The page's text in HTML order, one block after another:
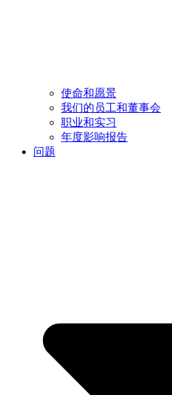
使命和愿景
我们的员工和董事会
职业和实习
年度影响报告
问题